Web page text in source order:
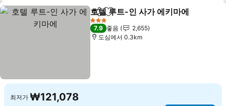
공유 즐겨찾기에 추가
호텔 루트-인 사가 에키마에
3 성급
7.9 좋음
2,655
도심에서 0.3km
최저가 ₩121,078